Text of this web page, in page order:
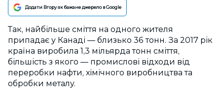
Додати Вгору як бажане джерело в Google
Так, найбільше сміття на одного жителя
припадає у Канаді — близько 36 тонн. За 2017 рік
країна виробила 1,3 мільярда тонн сміття,
більшість з якого — промислові відходи від
переробки нафти, хімічного виробництва та
обробки металу.